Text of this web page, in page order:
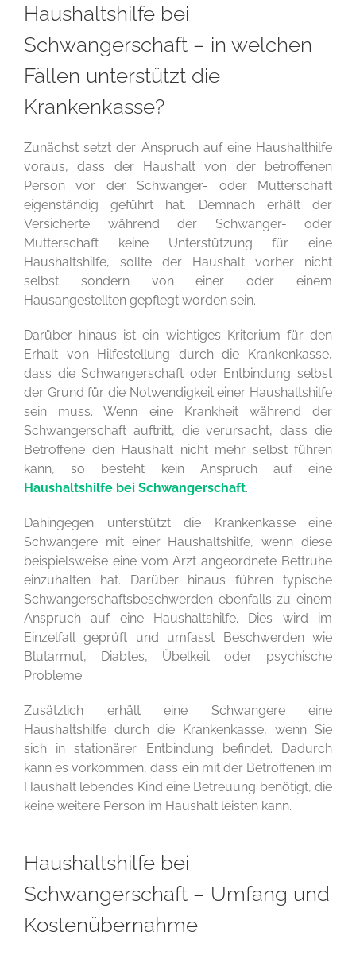
Haushaltshilfe bei
Schwangerschaft – in welchen
Fällen unterstützt die
Krankenkasse?
Zunächst setzt der Anspruch auf eine Haushalthilfe
voraus, dass der Haushalt von der betroffenen
Person vor der Schwanger- oder Mutterschaft
eigenständig geführt hat. Demnach erhält der
Versicherte während der Schwanger- oder
Mutterschaft keine Unterstützung für eine
Haushaltshilfe, sollte der Haushalt vorher nicht
selbst sondern von einer oder einem
Hausangestellten gepflegt worden sein.
Darüber hinaus ist ein wichtiges Kriterium für den
Erhalt von Hilfestellung durch die Krankenkasse,
dass die Schwangerschaft oder Entbindung selbst
der Grund für die Notwendigkeit einer Haushaltshilfe
sein muss. Wenn eine Krankheit während der
Schwangerschaft auftritt, die verursacht, dass die
Betroffene den Haushalt nicht mehr selbst führen
kann, so besteht kein Anspruch auf eine
Haushaltshilfe bei Schwangerschaft.
Dahingegen unterstützt die Krankenkasse eine
Schwangere mit einer Haushaltshilfe, wenn diese
beispielsweise eine vom Arzt angeordnete Bettruhe
einzuhalten hat. Darüber hinaus führen typische
Schwangerschaftsbeschwerden ebenfalls zu einem
Anspruch auf eine Haushaltshilfe. Dies wird im
Einzelfall geprüft und umfasst Beschwerden wie
Blutarmut, Diabtes, Übelkeit oder psychische
Probleme.
Zusätzlich erhält eine Schwangere eine
Haushaltshilfe durch die Krankenkasse, wenn Sie
sich in stationärer Entbindung befindet. Dadurch
kann es vorkommen, dass ein mit der Betroffenen im
Haushalt lebendes Kind eine Betreuung benötigt, die
keine weitere Person im Haushalt leisten kann.
Haushaltshilfe bei
Schwangerschaft – Umfang und
Kostenübernahme